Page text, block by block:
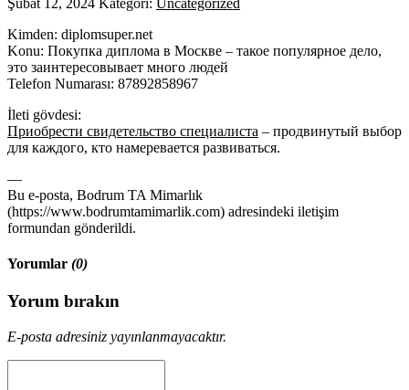
Kimden: diplomsuper.net
Konu: Покупка диплома в Москве – такое популярное дело,
это заинтересовывает много людей
Telefon Numarası: 87892858967
İleti gövdesi:
Приобрести свидетельство специалиста – продвинутый выбор
для каждого, кто намеревается развиваться.
—
Bu e-posta, Bodrum TA Mimarlık
(https://www.bodrumtamimarlik.com) adresindeki iletişim
formundan gönderildi.
Yorumlar (0)
Yorum bırakın
E-posta adresiniz yayınlanmayacaktır.